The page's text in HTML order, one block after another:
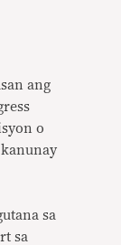
ang
o
sa
sa